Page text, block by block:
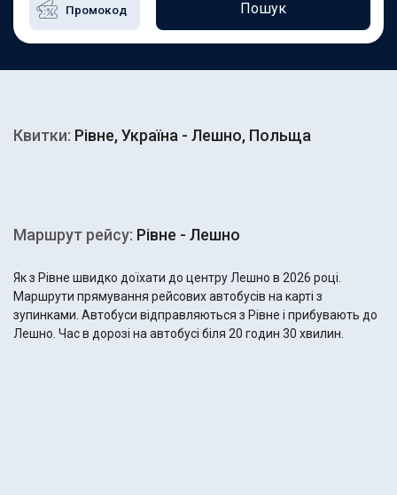
Пошук
Квитки: Рівне, Україна - Лешно, Польща
Маршрут рейсу: Рівне - Лешно
Як з Рівне швидко доїхати до центру Лешно в 2026 році.
Маршрути прямування рейсових автобусів на карті з
зупинками. Автобуси відправляються з Рівне і прибувають до
Лешно. Час в дорозі на автобусі біля 20 годин 30 хвилин.